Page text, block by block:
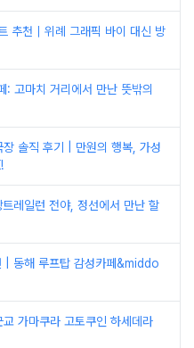
추천｜위례 그래픽 바이 대신 방
: 고마치 거리에서 만난 뜻밖의
솔직 후기 | 만원의 행복, 가성
레일런 전야, 정선에서 만난 할
| 동해 루프탑 감성카페&middo
가마쿠라 고토쿠인 하세데라